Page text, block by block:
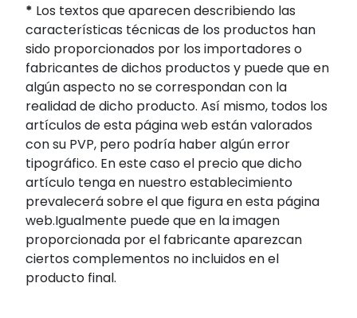
* Los textos que aparecen describiendo las
características técnicas de los productos han
sido proporcionados por los importadores o
fabricantes de dichos productos y puede que en
algún aspecto no se correspondan con la
realidad de dicho producto. Así mismo, todos los
artículos de esta página web están valorados
con su PVP, pero podría haber algún error
tipográfico. En este caso el precio que dicho
artículo tenga en nuestro establecimiento
prevalecerá sobre el que figura en esta página
web.Igualmente puede que en la imagen
proporcionada por el fabricante aparezcan
ciertos complementos no incluidos en el
producto final.